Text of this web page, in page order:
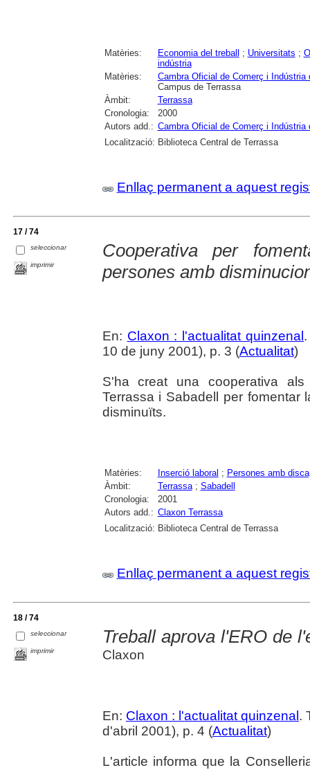
Matèries: Economia del treball ; Universitats ;
indústria
Matèries:
Cambra Oficial de Comerç i Indústria
Campus de Terrassa
Àmbit:
Terrassa
Cronologia:
2000
Autors add.: Cambra Oficial de Comerç i Indústria
Localització: Biblioteca Central de Terrassa
Enllaç permanent a aquest
17 / 74
seleccionar
imprimir
Cooperativa per
persones amb
En: Claxon : l'actualitat quinzenal
10 de juny 2001), p. 3 (Actualitat)
S'ha creat una cooperativa
Terrassa i Sabadell per fomentar
disminuïts.
Matèries: Inserció laboral ; Persones amb
Àmbit:
Terrassa; Sabadell
Cronologia:
2001
Autors add.: Claxon Terrassa
Localització: Biblioteca Central de Terrassa
Enllaç permanent a aquest
18 / 74
seleccionar
imprimir
Treball aprova l'ERO de
Claxon
En: Claxon : l'actualitat quinzenal .
d'abril 2001), p. 4 (Actualitat)
L'article informa que la